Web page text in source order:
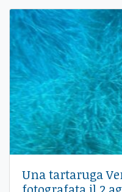
Una tartaruga